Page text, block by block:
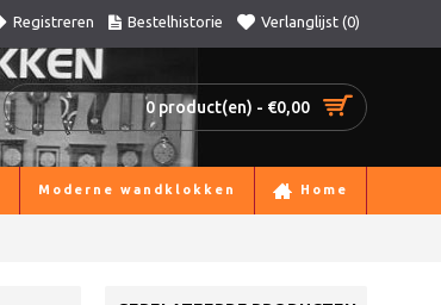
Registreren Bestelhistorie Verlanglijst (0)
0 product(en) - €0,00
Moderne wandklokken Home